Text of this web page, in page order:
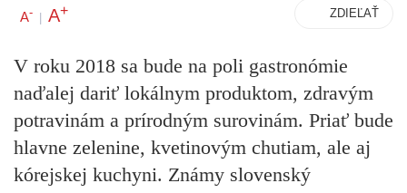
A- | A+ ZDIEĽAŤ
V roku 2018 sa bude na poli gastronómie
naďalej dariť lokálnym produktom, zdravým
potravinám a prírodným surovinám. Priať bude
hlavne zelenine, kvetinovým chutiam, ale aj
kórejskej kuchyni. Známy slovenský